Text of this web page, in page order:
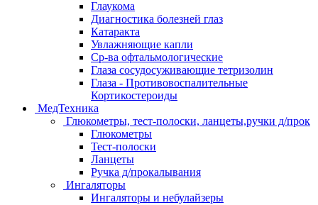
Глаукома
Диагностика болезней глаз
Катаракта
Увлажняющие капли
Ср-ва офтальмологические
Глаза сосудосуживающие тетризолин
Глаза - Противовоспалительные
Кортикостероиды
МедТехника
Глюкометры, тест-полоски, ланцеты,ручки д/прок
Глюкометры
Тест-полоски
Ланцеты
Ручка д/прокалывания
Ингаляторы
Ингаляторы и небулайзеры